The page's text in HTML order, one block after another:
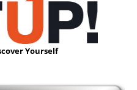
Yourself